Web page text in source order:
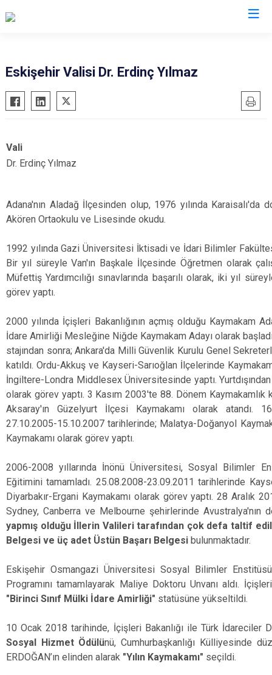
Eskişehir Valisi Dr. Erdinç Yılmaz
Vali
Dr. Erdinç Yılmaz
Adana'nın Aladağ İlçesinden olup, 1976 yılında
Akören Ortaokulu ve Lisesinde okudu.
1992 yılında Gazi Üniversitesi İktisadi ve İdari Bilimler
Bir yıl süreyle Van'ın Başkale İlçesinde Öğretmen olarak
Müfettiş Yardımcılığı sınavlarında başarılı olarak, iki yıl
görev yaptı.
2000 yılında İçişleri Bakanlığının açmış olduğu Kaymakam
İdare Amirliği Mesleğine Niğde Kaymakam Adayı olarak
stajından sonra; Ankara'da Milli Güvenlik Kurulu Genel
katıldı. Ordu-Akkuş ve Kayseri-Sarıoğlan İlçelerinde
İngiltere-Londra Middlesex Üniversitesinde yaptı.
olarak görev yaptı. 3 Kasım 2003'te 88. Dönem Kaymakamlık
Aksaray'ın Güzelyurt İlçesi Kaymakamı olarak atandı.
27.10.2005-15.10.2007 tarihlerinde; Malatya-Doğanyol
Kaymakamı olarak görev yaptı.
2006-2008 yıllarında İnönü Üniversitesi, Sosyal Bilimler
Eğitimini tamamladı. 25.08.2008-23.09.2011 tarihlerinde
Diyarbakır-Ergani Kaymakamı olarak görev yaptı. 28 Aralık
Sydney, Canberra ve Melbourne şehirlerinde
yapmış olduğu İllerin Valileri tarafından çok defa taltif
Belgesi ve üç adet Üstün Başarı Belgesi bulunmaktadır.
Eskişehir Osmangazi Üniversitesi Sosyal Bilimler
Programını tamamlayarak Maliye Doktoru Unvanı aldı.
"Birinci Sınıf Mülki İdare Amirliği" statüsüne yükseltildi.
10 Ocak 2018 tarihinde, İçişleri Bakanlığı ile Türk İdareciler
Sosyal Hizmet Ödülünü, Cumhurbaşkanlığı Külliyesinde
ERDOĞAN’ın elinden alarak "Yılın Kaymakamı" seçildi.